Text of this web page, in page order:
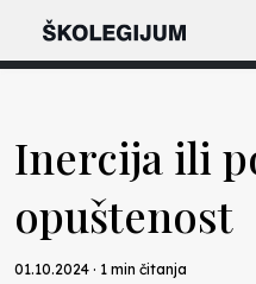
Inercija ili
opuštenost
01.10.2024 · 1 min čitanja